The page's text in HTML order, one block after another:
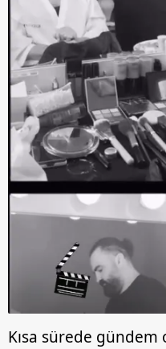
verileriniz işlenmekte olup
toplumu hizmetlerinin
kullanılmaktadır. Diğer
kılınması ve
reklam/pazarlama
sınırlı olarak açık
Çerezlere ilişkin
vasıtasıyla
için Ayarlar butonuna
Metnimiziziyaret
6698 sayılı Kişisel
hazırlanmış Aydınlatma
ilgili mevzuata uygun
almak için lütfen
Kısa sürede